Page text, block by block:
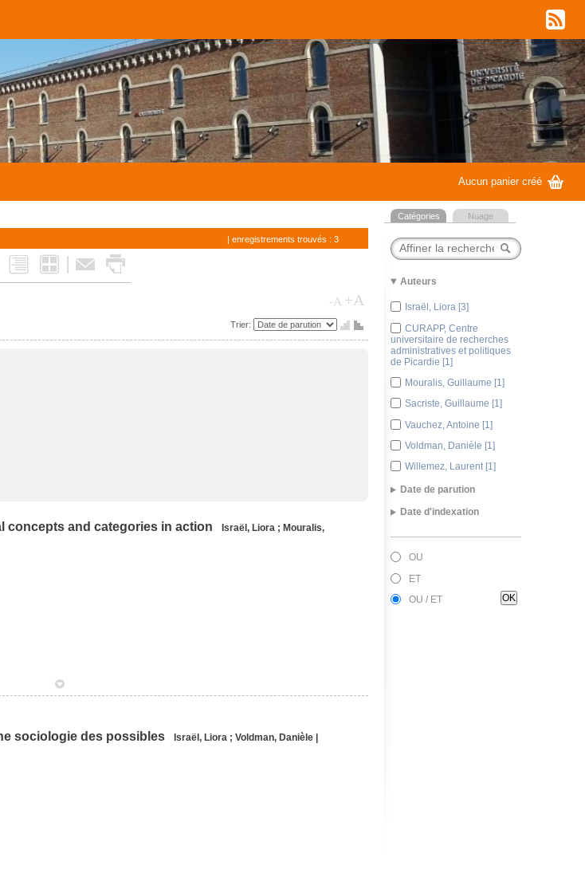
w
Aucun panier créé G
| enregistrements trouvés : 3
Q M | F x
-A +A
Trier: P Q
concepts and categories in action Israël, Liora ; Mouralis,
1
sociologie des possibles Israël, Liora ; Voldman, Danièle
Catégories Nuage
Auteurs
Israël, Liora [3]
CURAPP, Centre
universitaire de recherches
administratives et politiques
de Picardie [1]
Mouralis, Guillaume [1]
Sacriste, Guillaume [1]
Vauchez, Antoine [1]
Voldman, Danièle [1]
Willemez, Laurent [1]
Date de parution
2013 [1]
2008 [1]
2005 [1]
Date d'indexation
Août 2016 [3]
OU
ET
OU / ET